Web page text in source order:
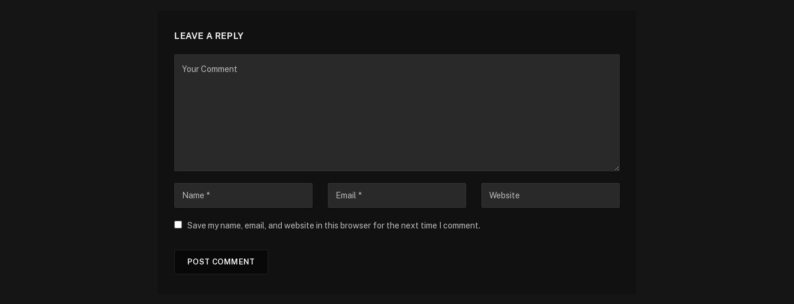
LEAVE A REPLY
Save my name, email, and website in this browser for the next time I comment.